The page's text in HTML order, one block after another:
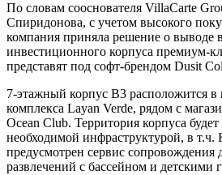
По словам сооснователя VillaCarte
Спиридонова, с учетом высокого
компания приняла решение о выводе
инвестиционного корпуса премиум-
представят под софт-брендом Dusit
7-этажный корпус В3 расположится в
комплекса Layan Verde, рядом с
Ocean Club. Территория корпуса
необходимой инфраструктурой, в
предусмотрен сервис сопровождения
развлечений с бассейном и детскими